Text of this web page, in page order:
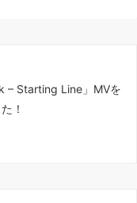
– Starting Line」MVを
！